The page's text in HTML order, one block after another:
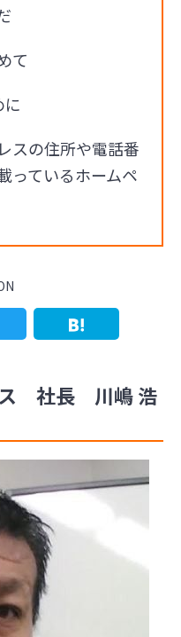
て
スの住所や電話番
っているホームペ
ス 社長 川嶋 浩